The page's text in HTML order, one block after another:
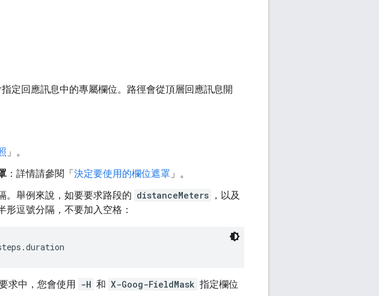
定回應訊息中的專屬欄位。路徑會從頂層回應訊息開
」。
：詳情請參閱「決定要使用的欄位遮罩 」。
。舉例來說，如要要求路段的 distanceMeters ，以及
逗號分隔，不要加入空格：
求中，您會使用 -H 和 X-Goog-FieldMask 指定欄位